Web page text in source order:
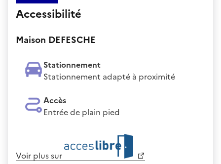
Accessibilité
Maison DEFESCHE
Stationnement
Stationnement adapté à proximité
Accès
Entrée de plain pied
Voir plus sur